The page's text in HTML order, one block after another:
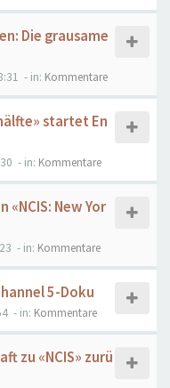
Die grausame
- in: Kommentare
startet En
- in: Kommentare
New Yor
- in: Kommentare
5-Doku
- in: Kommentare
zu «NCIS» zurü